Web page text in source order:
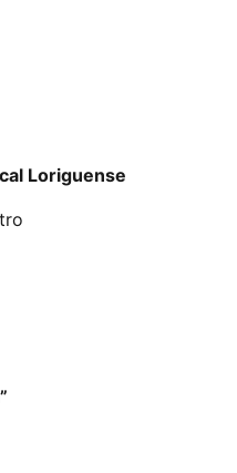
Loriguense